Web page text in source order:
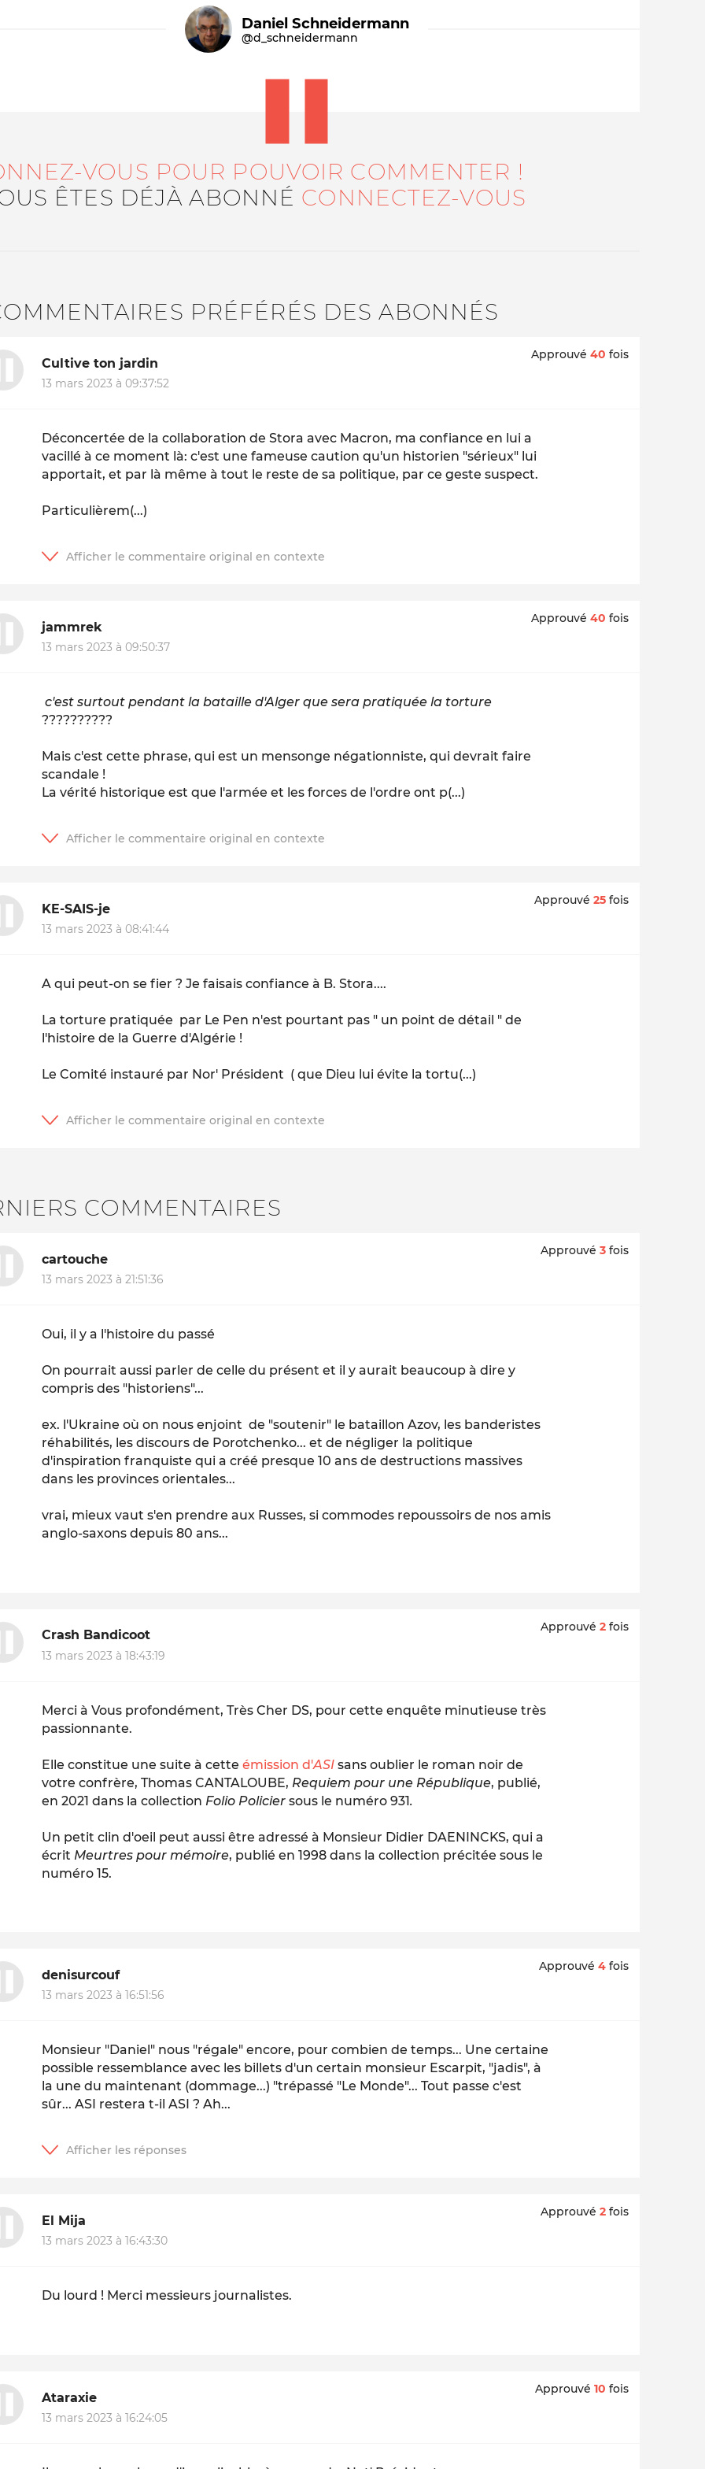
Le médiateur L'équipe Qui sommes-nous ?
Daniel Schneidermann
@d_schneidermann
VOUS POUR POUVOIR COMMENTER !
ÊTES DÉJÀ ABONNÉ CONNECTEZ-VOUS
PRÉFÉRÉS DES ABONNÉS
Cultive ton jardin
13 mars 2023 à 09:37:52
Approuvé 40 fois
Déconcertée de la collaboration de Stora avec Macron, ma confiance en lui a
vacillé à ce moment là: c'est une fameuse caution qu'un historien "sérieux" lui
apportait, et par là même à tout le reste de sa politique, par ce geste suspect.
Particulièrem(...)
jammrek
13 mars 2023 à 09:50:37
Approuvé 40 fois
c'est surtout pendant la bataille d'Alger que sera pratiquée la torture
??????????
Mais c'est cette phrase, qui est un mensonge négationniste, qui devrait faire
scandale !
La vérité historique est que l'armée et les forces de l'ordre ont p(...)
KE-SAIS-je
13 mars 2023 à 08:41:44
Approuvé 25 fois
A qui peut-on se fier ? Je faisais confiance à B. Stora....
La torture pratiquée par Le Pen n'est pourtant pas " un point de détail " de
l'histoire de la Guerre d'Algérie !
Le Comité instauré par Nor' Président ( que Dieu lui évite la tortu(...)
COMMENTAIRES
cartouche
13 mars 2023 à 21:51:36
Approuvé 3 fois
Oui, il y a l'histoire du passé
On pourrait aussi parler de celle du présent et il y aurait beaucoup à dire y
compris des "historiens"...
ex. l'Ukraine où on nous enjoint de "soutenir" le bataillon Azov, les banderistes
réhabilités, les discours de Porotchenko... et de négliger la politique
d'inspiration franquiste qui a créé presque 10 ans de destructions massives
dans les provinces orientales...
vrai, mieux vaut s'en prendre aux Russes, si commodes repoussoirs de nos amis
anglo-saxons depuis 80 ans...
Crash Bandicoot
13 mars 2023 à 18:43:19
Approuvé 2 fois
Merci à Vous profondément, Très Cher DS, pour cette enquête minutieuse très
passionnante.
Elle constitue une suite à cetteémission d'ASI sans oublier le roman noir de
votre confrère, Thomas CANTALOUBE, Requiem pour une République, publié,
en 2021 dans la collection Folio Policier sous le numéro 931.
Un petit clin d'oeil peut aussi être adressé à Monsieur Didier DAENINCKS, qui a
écrit Meurtres pour mémoire, publié en 1998 dans la collection précitée sous le
numéro 15.
denisurcouf
13 mars 2023 à 16:51:56
Approuvé 4 fois
Monsieur "Daniel" nous "régale" encore, pour combien de temps... Une certaine
possible ressemblance avec les billets d'un certain monsieur Escarpit, "jadis", à
la une du maintenant (dommage...) "trépassé "Le Monde"... Tout passe c'est
sûr... ASI restera t-il ASI ? Ah...
El Mija
13 mars 2023 à 16:43:30
Approuvé 2 fois
Du lourd ! Merci messieurs journalistes.
Ataraxie
13 mars 2023 à 16:24:05
Approuvé 10 fois